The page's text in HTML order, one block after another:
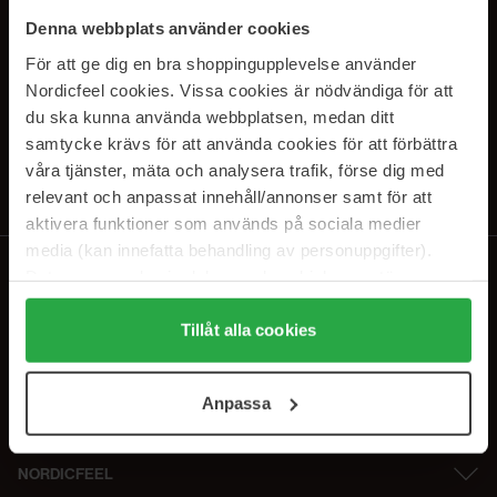
Denna webbplats använder cookies
För att ge dig en bra shoppingupplevelse använder
Nordicfeel cookies. Vissa cookies är nödvändiga för att
du ska kunna använda webbplatsen, medan ditt
samtycke krävs för att använda cookies för att förbättra
våra tjänster, mäta och analysera trafik, förse dig med
relevant och anpassat innehåll/annonser samt för att
aktivera funktioner som används på sociala medier
media (kan innefatta behandling av personuppgifter).
Genom att trycka på "Tillåt alla cookies" accepterar du
alla cookies, medan du under "Detaljer" kan anpassa
användningen av cookies. Du kan när som helst återkalla
samt vår Integritetspolicy.
Tillåt alla cookies
Anpassa
PRENUMERERA PÅ VÅRA
NYHETSBREV
E-postadress
Genom att prenumerera accepterar du vårIntegritetspolicy.
NORDICFEEL